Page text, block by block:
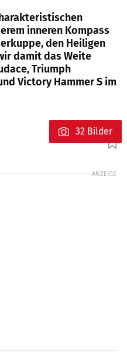
inneren Kompass
den Heiligen
damit das Weite
Triumph
Victory Hammer S im
Foto: Bilski
32 Bilder
ANZEIGE